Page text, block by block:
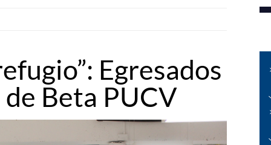
Egresados
Beta PUCV